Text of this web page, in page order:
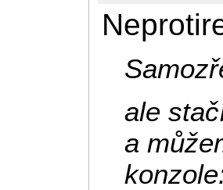
ale
a